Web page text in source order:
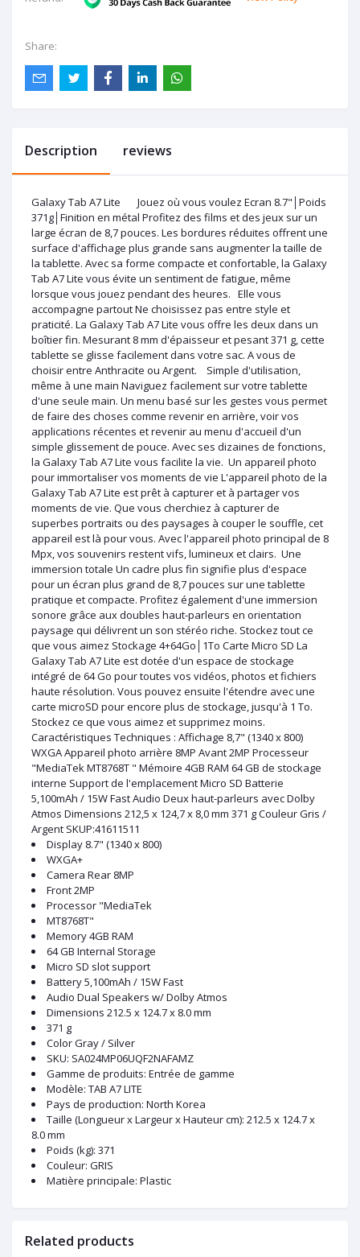
Share:
Description reviews
Galaxy Tab A7 Lite Jouez où vous voulez Ecran 8.7"│Poids
371g│Finition en métal Profitez des films et des jeux sur un
large écran de 8,7 pouces. Les bordures réduites offrent une
surface d'affichage plus grande sans augmenter la taille de
la tablette. Avec sa forme compacte et confortable, la Galaxy
Tab A7 Lite vous évite un sentiment de fatigue, même
lorsque vous jouez pendant des heures. Elle vous
accompagne partout Ne choisissez pas entre style et
praticité. La Galaxy Tab A7 Lite vous offre les deux dans un
boîtier fin. Mesurant 8 mm d'épaisseur et pesant 371 g, cette
tablette se glisse facilement dans votre sac. A vous de
choisir entre Anthracite ou Argent. Simple d'utilisation,
même à une main Naviguez facilement sur votre tablette
d'une seule main. Un menu basé sur les gestes vous permet
de faire des choses comme revenir en arrière, voir vos
applications récentes et revenir au menu d'accueil d'un
simple glissement de pouce. Avec ses dizaines de fonctions,
la Galaxy Tab A7 Lite vous facilite la vie. Un appareil photo
pour immortaliser vos moments de vie L'appareil photo de la
Galaxy Tab A7 Lite est prêt à capturer et à partager vos
moments de vie. Que vous cherchiez à capturer de
superbes portraits ou des paysages à couper le souffle, cet
appareil est là pour vous. Avec l'appareil photo principal de 8
Mpx, vos souvenirs restent vifs, lumineux et clairs. Une
immersion totale Un cadre plus fin signifie plus d'espace
pour un écran plus grand de 8,7 pouces sur une tablette
pratique et compacte. Profitez également d'une immersion
sonore grâce aux doubles haut-parleurs en orientation
paysage qui délivrent un son stéréo riche. Stockez tout ce
que vous aimez Stockage 4+64Go│1To Carte Micro SD La
Galaxy Tab A7 Lite est dotée d'un espace de stockage
intégré de 64 Go pour toutes vos vidéos, photos et fichiers
haute résolution. Vous pouvez ensuite l'étendre avec une
carte microSD pour encore plus de stockage, jusqu'à 1 To.
Stockez ce que vous aimez et supprimez moins.
Caractéristiques Techniques : Affichage 8,7" (1340 x 800)
WXGA Appareil photo arrière 8MP Avant 2MP Processeur
"MediaTek MT8768T " Mémoire 4GB RAM 64 GB de stockage
interne Support de l'emplacement Micro SD Batterie
5,100mAh / 15W Fast Audio Deux haut-parleurs avec Dolby
Atmos Dimensions 212,5 x 124,7 x 8,0 mm 371 g Couleur Gris /
Argent SKUP:41611511
Display 8.7" (1340 x 800)
WXGA+
Camera Rear 8MP
Front 2MP
Processor "MediaTek
MT8768T"
Memory 4GB RAM
64 GB Internal Storage
Micro SD slot support
Battery 5,100mAh / 15W Fast
Audio Dual Speakers w/ Dolby Atmos
Dimensions 212.5 x 124.7 x 8.0 mm
371 g
Color Gray / Silver
SKU: SA024MP06UQF2NAFAMZ
Gamme de produits: Entrée de gamme
Modèle: TAB A7 LITE
Pays de production: North Korea
Taille (Longueur x Largeur x Hauteur cm): 212.5 x 124.7 x
8.0 mm
Poids (kg): 371
Couleur: GRIS
Matière principale: Plastic
Related products